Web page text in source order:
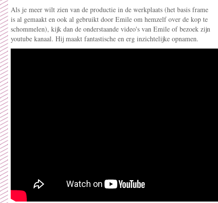
Als je meer wilt zien van de productie in de werkplaats (het basis frame
is al gemaakt en ook al gebruikt door Emile om hemzelf over de kop te
schommelen), kijk dan de onderstaande video's van Emile of bezoek zijn
youtube kanaal. Hij maakt fantastische en erg inzichtelijke opnamen.